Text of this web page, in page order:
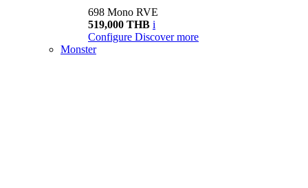
698 Mono RVE
519,000 THB i
Configure Discover more
Monster